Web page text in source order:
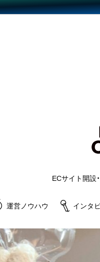
ECサイト開設
運営ノウハウ インタ